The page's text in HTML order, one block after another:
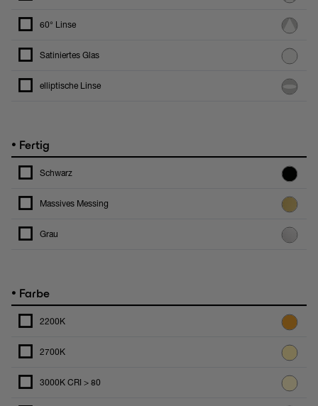
60° Linse
Satiniertes Glas
elliptische Linse
• Fertig
Schwarz
Massives Messing
Grau
• Farbe
2200K
2700K
3000K CRI > 80